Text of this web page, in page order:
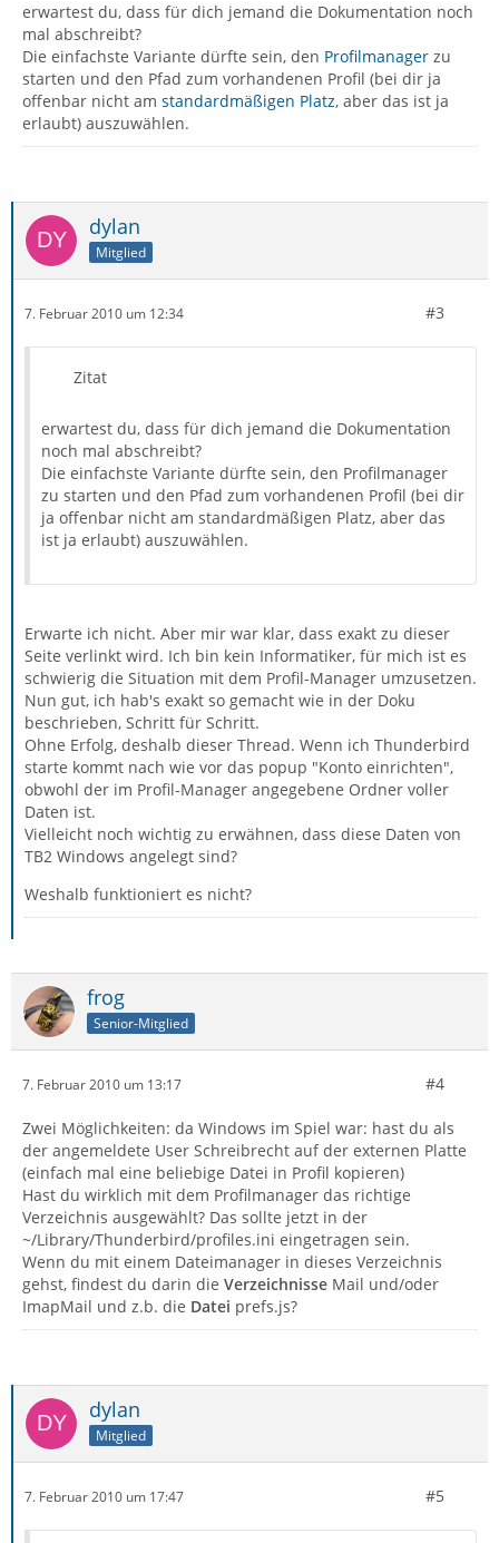
erwartest du, dass für dich jemand die Dokumentation noch
mal abschreibt?
Die einfachste Variante dürfte sein, den Profilmanager zu
starten und den Pfad zum vorhandenen Profil (bei dir ja
offenbar nicht am standardmäßigen Platz, aber das ist ja
erlaubt) auszuwählen.
dylan
Mitglied
7. Februar 2010 um 12:34 #3
Zitat
erwartest du, dass für dich jemand die Dokumentation
noch mal abschreibt?
Die einfachste Variante dürfte sein, den Profilmanager
zu starten und den Pfad zum vorhandenen Profil (bei dir
ja offenbar nicht am standardmäßigen Platz, aber das
ist ja erlaubt) auszuwählen.
Erwarte ich nicht. Aber mir war klar, dass exakt zu dieser
Seite verlinkt wird. Ich bin kein Informatiker, für mich ist es
schwierig die Situation mit dem Profil-Manager umzusetzen.
Nun gut, ich hab's exakt so gemacht wie in der Doku
beschrieben, Schritt für Schritt.
Ohne Erfolg, deshalb dieser Thread. Wenn ich Thunderbird
starte kommt nach wie vor das popup "Konto einrichten",
obwohl der im Profil-Manager angegebene Ordner voller
Daten ist.
Vielleicht noch wichtig zu erwähnen, dass diese Daten von
TB2 Windows angelegt sind?
Weshalb funktioniert es nicht?
frog
Senior-Mitglied
7. Februar 2010 um 13:17 #4
Zwei Möglichkeiten: da Windows im Spiel war: hast du als
der angemeldete User Schreibrecht auf der externen Platte
(einfach mal eine beliebige Datei in Profil kopieren)
Hast du wirklich mit dem Profilmanager das richtige
Verzeichnis ausgewählt? Das sollte jetzt in der
~/Library/Thunderbird/profiles.ini eingetragen sein.
Wenn du mit einem Dateimanager in dieses Verzeichnis
gehst, findest du darin die Verzeichnisse Mail und/oder
ImapMail und z.b. die Datei prefs.js?
dylan
Mitglied
7. Februar 2010 um 17:47 #5